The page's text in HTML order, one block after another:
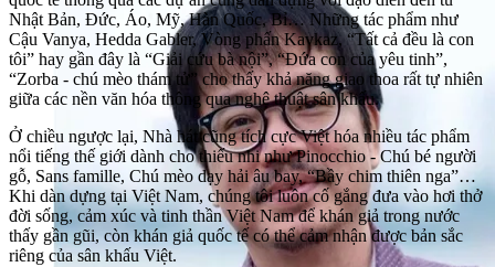
Nhật Bản, Đức, Áo, Mỹ, Hàn Quốc, Bỉ… Những tác phẩm như
Cậu Vanya, Hedda Gabler, Vòng phấn Kavkaz, “Tất cả đều là con
tôi” hay gần đây là “Giải cứu bà nội”, “Đứa con của yêu tinh”,
“Zorba - chú mèo thám tử” cho thấy khả năng giao thoa rất tự nhiên
giữa các nền văn hóa thông qua nghệ thuật sân khấu.
Ở chiều ngược lại, Nhà hát cũng tích cực Việt hóa nhiều tác phẩm
nổi tiếng thế giới dành cho thiếu nhi như Pinocchio - Chú bé người
gỗ, Sans famille, Chú mèo dạy hải âu bay, “Bầy chim thiên nga”…
Khi dàn dựng tại Việt Nam, chúng tôi luôn cố gắng đưa vào hơi thở
đời sống, cảm xúc và tinh thần Việt Nam để khán giả trong nước
thấy gần gũi, còn khán giả quốc tế có thể cảm nhận được bản sắc
riêng của sân khấu Việt.